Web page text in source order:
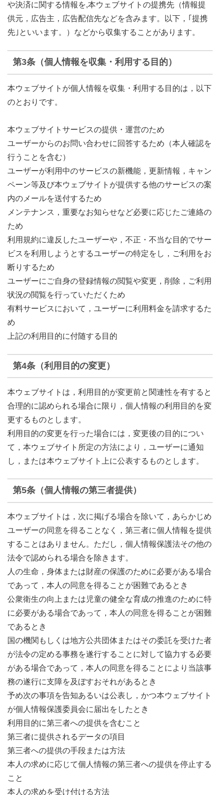
や決済に関する情報を,本ウェブサイトの提携先（情報提
供元，広告主，広告配信先などを含みます。以下，｢提携
先｣といいます。）などから収集することがあります。
第3条（個人情報を収集・利用する目的）
本ウェブサイトが個人情報を収集・利用する目的は，以下
のとおりです。
本ウェブサイトサービスの提供・運営のため
ユーザーからのお問い合わせに回答するため（本人確認を
行うことを含む）
ユーザーが利用中のサービスの新機能，更新情報，キャン
ペーン等及び本ウェブサイトが提供する他のサービスの案
内のメールを送付するため
メンテナンス，重要なお知らせなど必要に応じたご連絡の
ため
利用規約に違反したユーザーや，不正・不当な目的でサー
ビスを利用しようとするユーザーの特定をし，ご利用をお
断りするため
ユーザーにご自身の登録情報の閲覧や変更，削除，ご利用
状況の閲覧を行っていただくため
有料サービスにおいて，ユーザーに利用料金を請求するた
め
上記の利用目的に付随する目的
第4条（利用目的の変更）
本ウェブサイトは，利用目的が変更前と関連性を有すると
合理的に認められる場合に限り，個人情報の利用目的を変
更するものとします。
利用目的の変更を行った場合には，変更後の目的につい
て，本ウェブサイト所定の方法により，ユーザーに通知
し，または本ウェブサイト上に公表するものとします。
第5条（個人情報の第三者提供）
本ウェブサイトは，次に掲げる場合を除いて，あらかじめ
ユーザーの同意を得ることなく，第三者に個人情報を提供
することはありません。ただし，個人情報保護法その他の
法令で認められる場合を除きます。
人の生命，身体または財産の保護のために必要がある場合
であって，本人の同意を得ることが困難であるとき
公衆衛生の向上または児童の健全な育成の推進のために特
に必要がある場合であって，本人の同意を得ることが困難
であるとき
国の機関もしくは地方公共団体またはその委託を受けた者
が法令の定める事務を遂行することに対して協力する必要
がある場合であって，本人の同意を得ることにより当該事
務の遂行に支障を及ぼすおそれがあるとき
予め次の事項を告知あるいは公表し，かつ本ウェブサイト
が個人情報保護委員会に届出をしたとき
利用目的に第三者への提供を含むこと
第三者に提供されるデータの項目
第三者への提供の手段または方法
本人の求めに応じて個人情報の第三者への提供を停止する
こと
本人の求めを受け付ける方法